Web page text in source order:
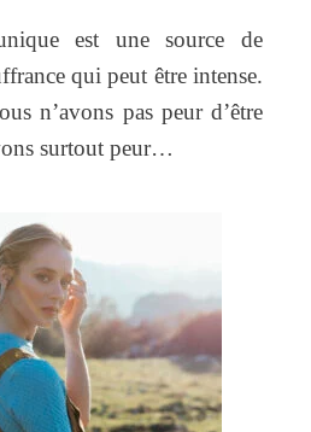
est une source de
qui peut être intense.
n’avons pas peur d’être
surtout peur…